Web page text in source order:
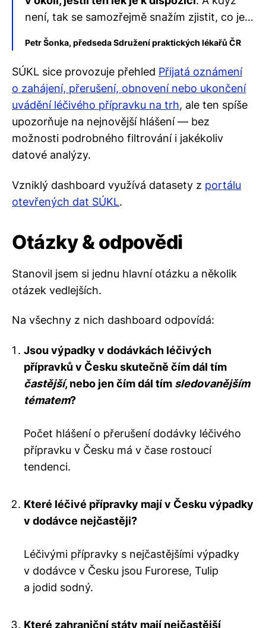
není, tak se samozřejmě snažím zjistit, co je…
Petr Šonka, předseda Sdružení praktických lékařů ČR
SÚKL sice provozuje přehled Přijatá oznámení
o zahájení, přerušení, obnovení nebo ukončení
uvádění léčivého přípravku na trh, ale ten spíše
upozorňuje na nejnovější hlášení — bez
možnosti podrobného filtrování i jakékoliv
datové analýzy.
Vzniklý dashboard využívá datasety z portálu
otevřených dat SÚKL.
Otázky & odpovědi
Stanovil jsem si jednu hlavní otázku a několik
otázek vedlejších.
Na všechny z nich dashboard odpovídá:
Jsou výpadky v dodávkách léčivých
přípravků v Česku skutečně čím dál tím
častější, nebo jen čím dál tím sledovanějším
tématem?
Počet hlášení o přerušení dodávky léčivého
přípravku v Česku má v čase rostoucí
tendenci.
Které léčivé přípravky mají v Česku výpadky
v dodávce nejčastěji?
Léčivými přípravky s nejčastějšími výpadky
v dodávce v Česku jsou Furorese, Tulip
a jodid sodný.
Které zahraniční státy mají nejčastější